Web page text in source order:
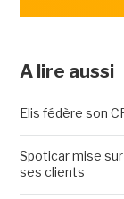
A lire aussi
Elis fédère son
Spoticar mise
ses clients